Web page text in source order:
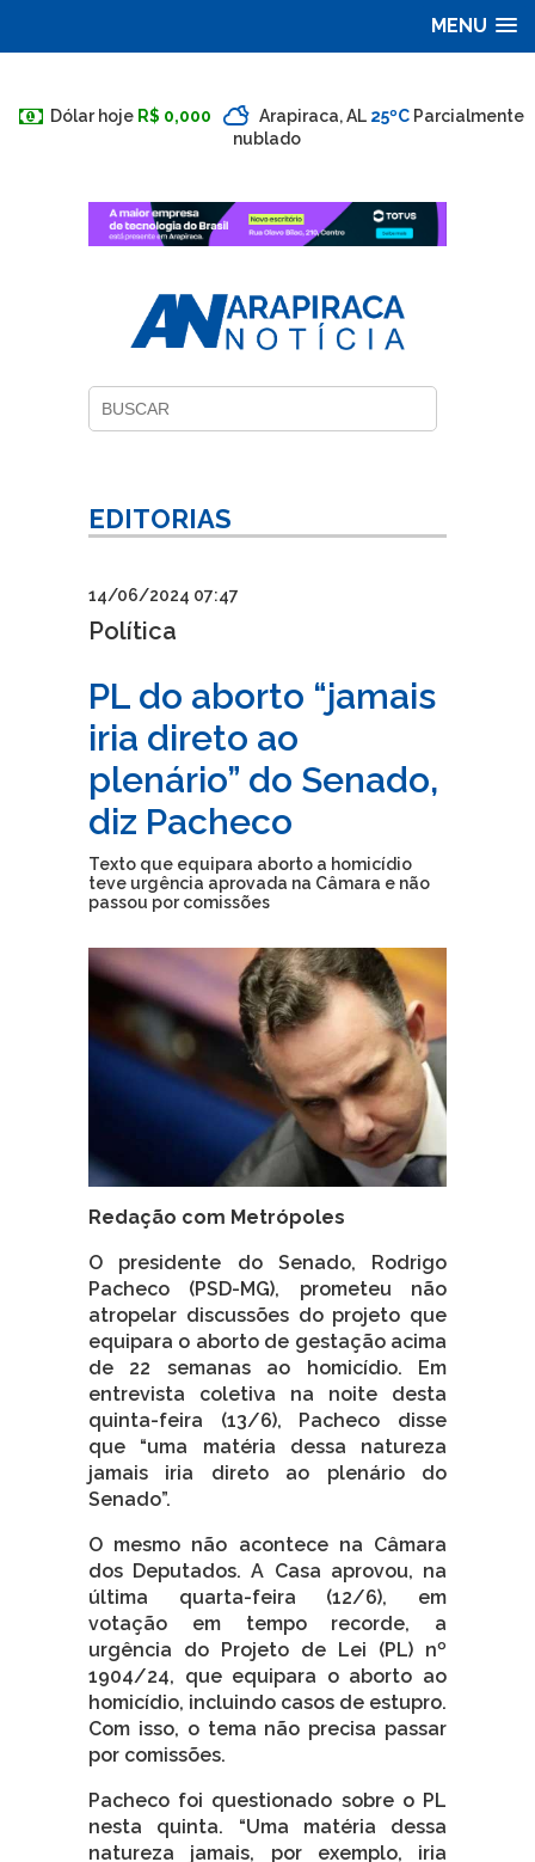
MENU
Dólar hoje R$ 0,000 Arapiraca, AL 25ºC Parcialmente
nublado
EDITORIAS
14/06/2024 07:47
Política
PL do aborto “jamais
iria direto ao
plenário” do Senado,
diz Pacheco
Texto que equipara aborto a homicídio
teve urgência aprovada na Câmara e não
passou por comissões
Redação com Metrópoles
O presidente do Senado, Rodrigo
Pacheco (PSD-MG), prometeu não
atropelar discussões do projeto que
equipara o aborto de gestação acima
de 22 semanas ao homicídio. Em
entrevista coletiva na noite desta
quinta-feira (13/6), Pacheco disse
que “uma matéria dessa natureza
jamais iria direto ao plenário do
Senado”.
O mesmo não acontece na Câmara
dos Deputados. A Casa aprovou, na
última quarta-feira (12/6), em
votação em tempo recorde, a
urgência do Projeto de Lei (PL) nº
1904/24, que equipara o aborto ao
homicídio, incluindo casos de estupro.
Com isso, o tema não precisa passar
por comissões.
Pacheco foi questionado sobre o PL
nesta quinta. “Uma matéria dessa
natureza jamais, por exemplo, iria